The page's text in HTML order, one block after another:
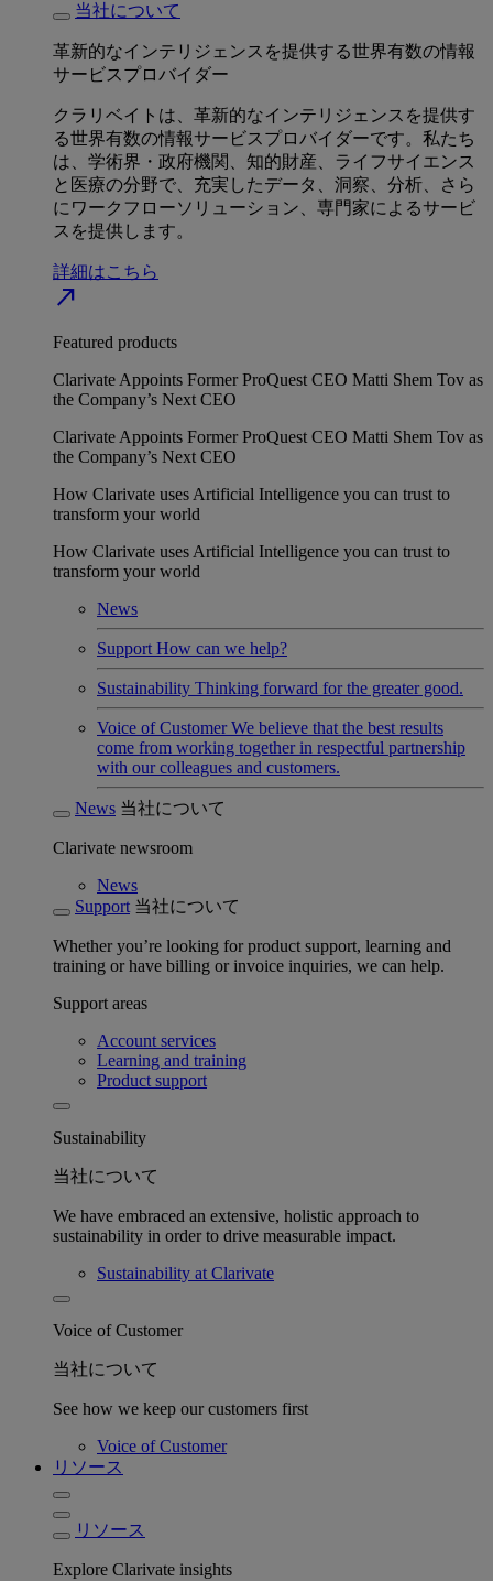
当社について
革新的なインテリジェンスを提供する世界有数の情報
サービスプロバイダー
クラリベイトは、革新的なインテリジェンスを提供す
る世界有数の情報サービスプロバイダーです。私たち
は、学術界・政府機関、知的財産、ライフサイエンス
と医療の分野で、充実したデータ、洞察、分析、さら
にワークフローソリューション、専門家によるサービ
スを提供します。
詳細はこちら
north_east
Featured products
Clarivate Appoints Former ProQuest CEO Matti Shem Tov as
the Company’s Next CEO
Clarivate Appoints Former ProQuest CEO Matti Shem Tov as
the Company’s Next CEO
How Clarivate uses Artificial Intelligence you can trust to
transform your world
How Clarivate uses Artificial Intelligence you can trust to
transform your world
News
Support How can we help?
Sustainability Thinking forward for the greater good.
Voice of Customer We believe that the best results
come from working together in respectful partnership
with our colleagues and customers.
News 当社について
Clarivate newsroom
News
Support 当社について
Whether you’re looking for product support, learning and
training or have billing or invoice inquiries, we can help.
Support areas
Account services
Learning and training
Product support
Sustainability
当社について
We have embraced an extensive, holistic approach to
sustainability in order to drive measurable impact.
Sustainability at Clarivate
Voice of Customer
当社について
See how we keep our customers first
Voice of Customer
リソース
リソース
Explore Clarivate insights